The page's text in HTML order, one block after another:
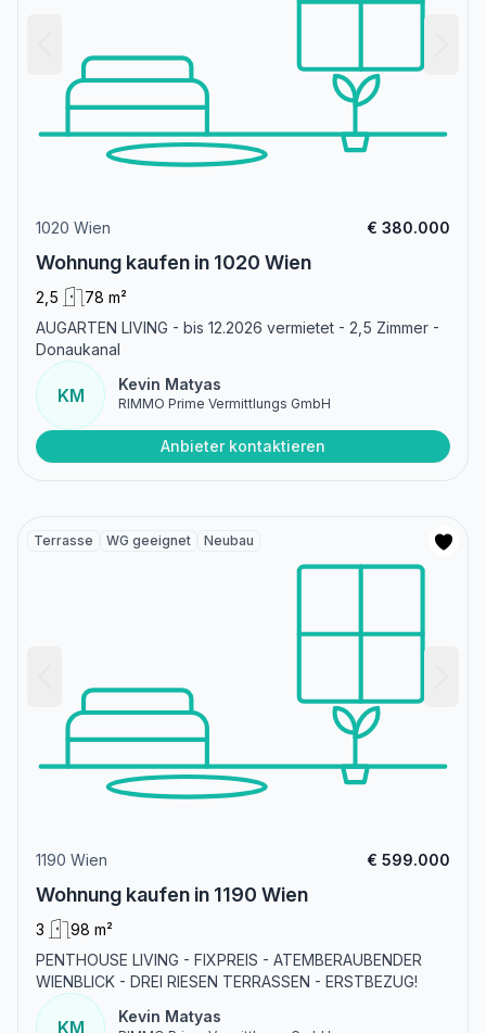
1020 Wien € 380.000
Wohnung kaufen in 1020 Wien
2,5
78 m²
AUGARTEN LIVING - bis 12.2026 vermietet - 2,5 Zimmer -
Donaukanal
KM
Kevin Matyas
RIMMO Prime Vermittlungs GmbH
Anbieter kontaktieren
Terrasse WG geeignet Neubau
1190 Wien € 599.000
Wohnung kaufen in 1190 Wien
3
98 m²
PENTHOUSE LIVING - FIXPREIS - ATEMBERAUBENDER
WIENBLICK - DREI RIESEN TERRASSEN - ERSTBEZUG!
KM
Kevin Matyas